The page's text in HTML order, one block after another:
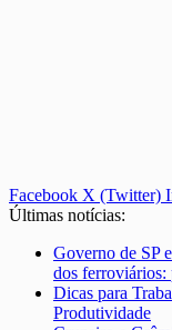
Facebook X (Twitter)
Últimas notícias:
Governo de SP
dos ferroviários:
Dicas para
Produtividade